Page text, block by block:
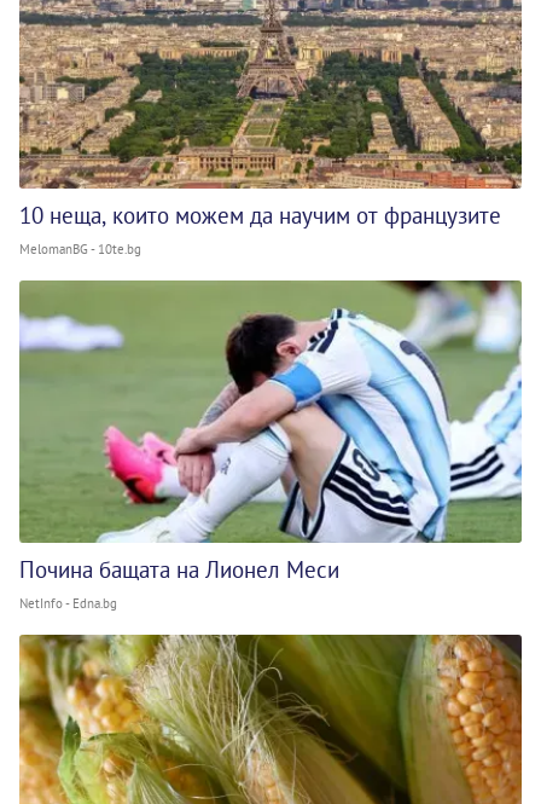
10 неща, които можем да научим от французите
MelomanBG - 10te.bg
Почина бащата на Лионел Меси
NetInfo - Edna.bg